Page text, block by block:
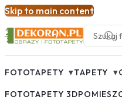
Skip to main content
FOTOTAPETY ▾TAPETY ▾
FOTOTAPETY 3D